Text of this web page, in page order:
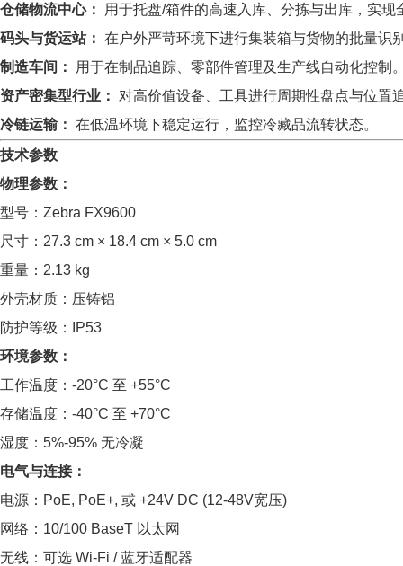
仓储物流中心：
用于托盘/箱件的高速入库、分拣与出库，实现
码头与货运站： 在户外严苛环境下进行集装箱与货物的批量识
制造车间：
用于在制品追踪、零部件管理及生产线自动化控制
资产密集型行业：
对高价值设备、工具进行周期性盘点与位置
冷链运输： 在低温环境下稳定运行，监控冷藏品流转状态。
技术参数
物理参数：
型号：Zebra FX9600
尺寸：27.3 cm × 18.4 cm × 5.0 cm
重量：2.13 kg
外壳材质：压铸铝
防护等级：IP53
环境参数：
工作温度：-20°C 至 +55°C
存储温度：-40°C 至 +70°C
湿度：5%-95% 无冷凝
电气与连接：
电源：PoE, PoE+, 或 +24V DC (12-48V宽压)
网络：10/100 BaseT 以太网
无线：可选 Wi-Fi / 蓝牙适配器